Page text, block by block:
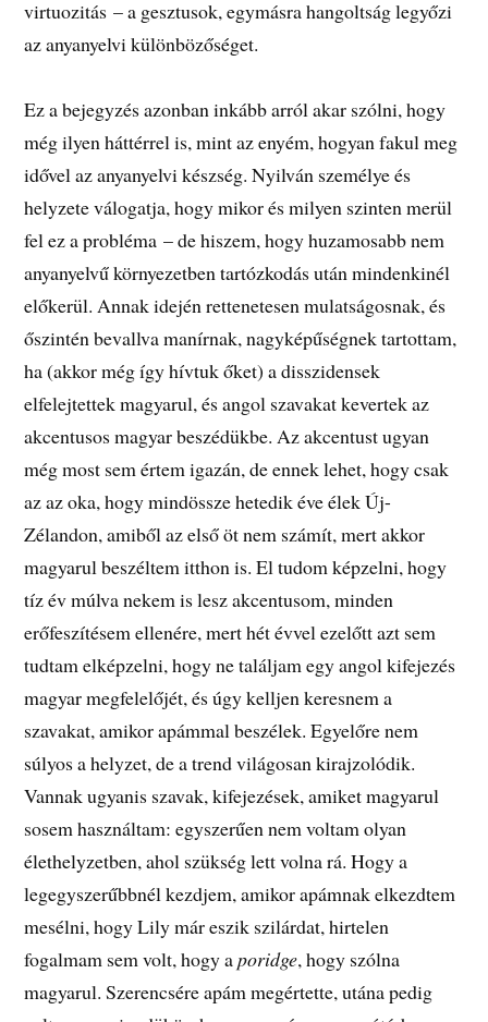
virtuozitás – a gesztusok, egymásra hangoltság legyőzi
az anyanyelvi különbözőséget.
Ez a bejegyzés azonban inkább arról akar szólni, hogy
még ilyen háttérrel is, mint az enyém, hogyan fakul meg
idővel az anyanyelvi készség. Nyilván személye és
helyzete válogatja, hogy mikor és milyen szinten merül
fel ez a probléma – de hiszem, hogy huzamosabb nem
anyanyelvű környezetben tartózkodás után mindenkinél
előkerül. Annak idején rettenetesen mulatságosnak, és
őszintén bevallva manírnak, nagyképűségnek tartottam,
ha (akkor még így hívtuk őket) a disszidensek
elfelejtettek magyarul, és angol szavakat kevertek az
akcentusos magyar beszédükbe. Az akcentust ugyan
még most sem értem igazán, de ennek lehet, hogy csak
az az oka, hogy mindössze hetedik éve élek Új-
Zélandon, amiből az első öt nem számít, mert akkor
magyarul beszéltem itthon is. El tudom képzelni, hogy
tíz év múlva nekem is lesz akcentusom, minden
erőfeszítésem ellenére, mert hét évvel ezelőtt azt sem
tudtam elképzelni, hogy ne találjam egy angol kifejezés
magyar megfelelőjét, és úgy kelljen keresnem a
szavakat, amikor apámmal beszélek. Egyelőre nem
súlyos a helyzet, de a trend világosan kirajzolódik.
Vannak ugyanis szavak, kifejezések, amiket magyarul
sosem használtam: egyszerűen nem voltam olyan
élethelyzetben, ahol szükség lett volna rá. Hogy a
legegyszerűbbnél kezdjem, amikor apámnak elkezdtem
mesélni, hogy Lily már eszik szilárdat, hirtelen
fogalmam sem volt, hogy aporidge, hogy szólna
magyarul. Szerencsére apám megértette, utána pedig